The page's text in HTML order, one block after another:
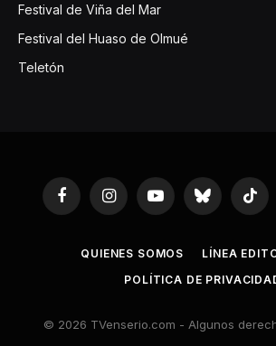
Festival de Viña del Mar
Festival del Huaso de Olmué
Teletón
FacebookInstagramYouTubeBluesky
QUIENES SOMOS
LÍNEA
POLÍTICA DE
© 2026 TVenserio.com - Algunos